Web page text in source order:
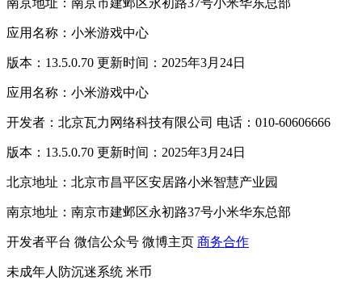
应用名称：小米游戏中心
版本：13.5.0.70 更新时间：2025年3月24日
应用名称：小米游戏中心
开发者：北京瓦力网络科技有限公司 电话：010-60606666
版本：13.5.0.70 更新时间：2025年3月24日
北京地址：北京市昌平区安居路小米智慧产业园
南京地址：南京市建邺区永初路37号小米华东总部
开发者平台 微信公众号 微博主页 商务合作
未成年人防沉迷系统 米币